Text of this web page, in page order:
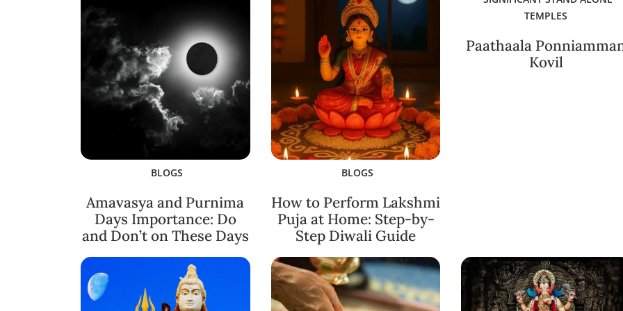
BLOGS
Amavasya and Purnima
Days Importance: Do
and Don’t on These Days
BLOGS
How to Perform Lakshmi
Puja at Home: Step-by-
Step Diwali Guide
TEMPLES
Paathaala
Kovil